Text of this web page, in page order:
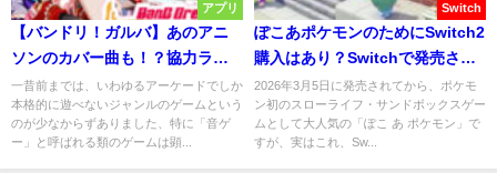
アプリ
【バンドリ！ガルバ】あのアニ
ソンのカバー曲も！？協力ライ
ブで音ゲー初心者でも楽しく遊
べるよ！
一昔前までは、いわゆるアーケードでしか
本格的に遊べないジャンルのゲームという
のが少なからずありました、特に「音ゲ
ー」と呼ばれる類のゲームは顕...
Switch
ぽこあポケモンのためにSwitch2
購入はあり？Switchで発売され
る可能性は？
2026年3月5日に発売されてから、ポケモ
ン初のスローライフ・サンドボックスゲー
ムとして大人気の「ぽこ あ ポケモン」で
すが、実はこれ、Sw...